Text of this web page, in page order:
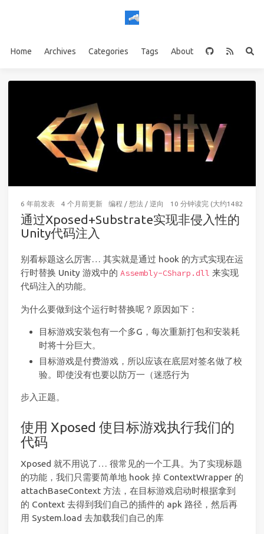
Home Archives Categories Tags About
6 年前发表 4 个月前更新 编程 / 想法 / 逆向 10 分钟读完 (大约1482个字)
通过Xposed+Substrate实现非侵入性的
Unity代码注入
别看标题这么厉害… 其实就是通过 hook 的方式实现在运
行时替换 Unity 游戏中的 Assembly-CSharp.dll 来实现
代码注入的功能。
为什么要做到这个运行时替换呢？原因如下：
目标游戏安装包有一个多G，每次重新打包和安装耗
时将十分巨大。
目标游戏是付费游戏，所以应该在底层对签名做了校
验。即使没有也要以防万一（迷惑行为
步入正题。
使用 Xposed 使目标游戏执行我们的
代码
Xposed 就不用说了… 很常见的一个工具。为了实现标题
的功能，我们只需要简单地 hook 掉 ContextWrapper 的
attachBaseContext 方法，在目标游戏启动时根据拿到
的 Context 去得到我们自己的插件的 apk 路径，然后再
用 System.load 去加载我们自己的库